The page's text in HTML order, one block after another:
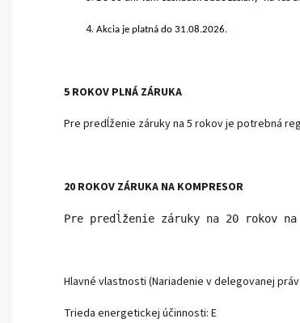
Akcia je platná do 31.08.2026.
5 ROKOV PLNÁ ZÁRUKA
Pre predĺženie záruky na 5 rokov je potrebná
20 ROKOV ZÁRUKA NA KOMPRESOR
Pre predĺženie záruky na 20 rokov
Hlavné vlastnosti (Nariadenie v delegovanej
Trieda energetickej účinnosti: E